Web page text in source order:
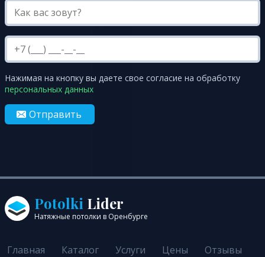
Нажимая на кнопку вы даете свое согласие на обработку
персональных данных
Отправить
Potolki Lider
Натяжные потолки в Оренбурге
Главная Каталог Услуги Цены
Отзывы